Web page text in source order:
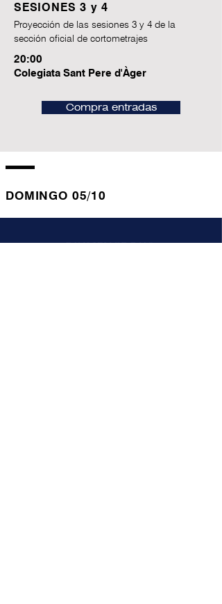
SESIONES 3 y 4
Proyección de las sesiones 3 y 4 de la
sección oficial de cortometrajes
20:00
Colegiata Sant Pere d'Àger
Compra entradas
DOMINGO 05/10